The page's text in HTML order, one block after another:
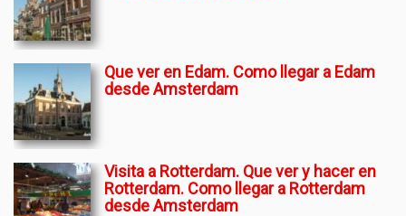
Que ver en Edam. Como llegar a Edam
desde Amsterdam
Visita a Rotterdam. Que ver y hacer en
Rotterdam. Como llegar a Rotterdam
desde Amsterdam